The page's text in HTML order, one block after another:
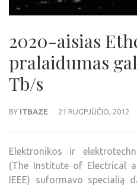
2020-aisias
pralaidumas
Tb/s
BY ITBAZE 21 RUGPJŪČIO, 2012
Elektronikos ir
(The Institute of Electrical
IEEE) suformavo specialią